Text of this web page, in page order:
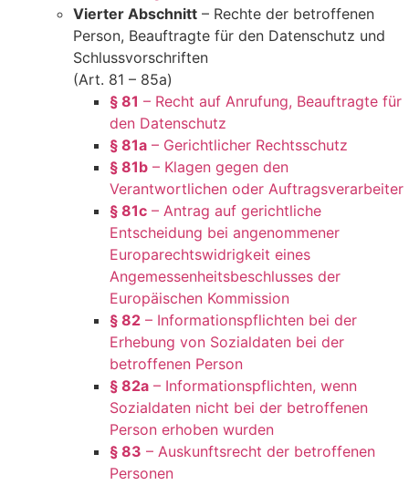
Vierter Abschnitt – Rechte der betroffenen
Person, Beauftragte für den Datenschutz und
Schlussvorschriften
(Art. 81 – 85a)
§ 81 – Recht auf Anrufung, Beauftragte für
den Datenschutz
§ 81a – Gerichtlicher Rechtsschutz
§ 81b – Klagen gegen den
Verantwortlichen oder Auftragsverarbeiter
§ 81c – Antrag auf gerichtliche
Entscheidung bei angenommener
Europarechtswidrigkeit eines
Angemessenheitsbeschlusses der
Europäischen Kommission
§ 82 – Informationspflichten bei der
Erhebung von Sozialdaten bei der
betroffenen Person
§ 82a – Informationspflichten, wenn
Sozialdaten nicht bei der betroffenen
Person erhoben wurden
§ 83 – Auskunftsrecht der betroffenen
Personen